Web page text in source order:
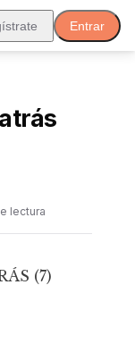
Entrar
lectura
(7)